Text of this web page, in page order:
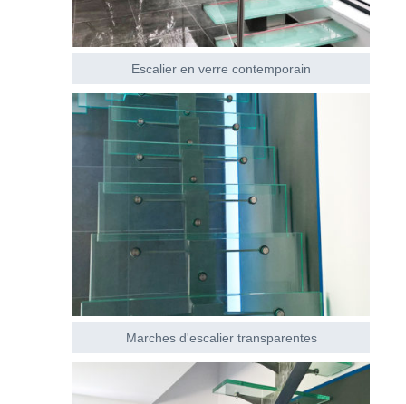
Escalier en verre contemporain
Marches d'escalier transparentes